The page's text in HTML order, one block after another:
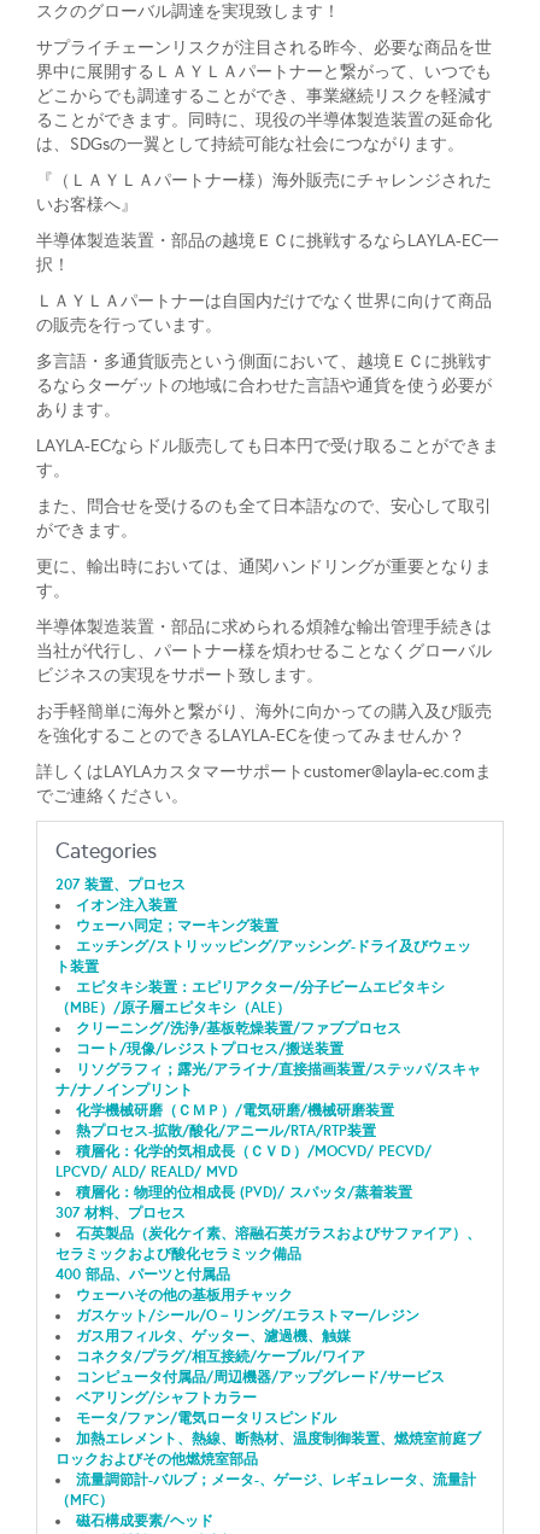
スクのグローバル調達を実現致します！
サプライチェーンリスクが注目される昨今、必要な商品を世
界中に展開するＬＡＹＬＡパートナーと繋がって、いつでも
どこからでも調達することができ、事業継続リスクを軽減す
ることができます。同時に、現役の半導体製造装置の延命化
は、SDGsの一翼として持続可能な社会につながります。
『（ＬＡＹＬＡパートナー様）海外販売にチャレンジされた
いお客様へ』
半導体製造装置・部品の越境ＥＣに挑戦するならLAYLA-EC一
択！
ＬＡＹＬＡパートナーは自国内だけでなく世界に向けて商品
の販売を行っています。
多言語・多通貨販売という側面において、越境ＥＣに挑戦す
るならターゲットの地域に合わせた言語や通貨を使う必要が
あります。
LAYLA-ECならドル販売しても日本円で受け取ることができま
す。
また、問合せを受けるのも全て日本語なので、安心して取引
ができます。
更に、輸出時においては、通関ハンドリングが重要となりま
す。
半導体製造装置・部品に求められる煩雑な輸出管理手続きは
当社が代行し、パートナー様を煩わせることなくグローバル
ビジネスの実現をサポート致します。
お手軽簡単に海外と繋がり、海外に向かっての購入及び販売
を強化することのできるLAYLA-ECを使ってみませんか？
詳しくはLAYLAカスタマーサポートcustomer@layla-ec.comま
でご連絡ください。
Categories
207 装置、プロセス
イオン注入装置
ウェーハ同定；マーキング装置
エッチング/ストリッッピング/アッシング-ドライ及びウェッ
ト装置
エピタキシ装置：エピリアクター/分子ビームエピタキシ
（MBE）/原子層エピタキシ（ALE）
クリーニング/洗浄/基板乾燥装置/ファブプロセス
コート/現像/レジストプロセス/搬送装置
リソグラフィ；露光/アライナ/直接描画装置/ステッパ/スキャ
ナ/ナノインプリント
化学機械研磨（ＣＭＰ）/電気研磨/機械研磨装置
熱プロセス-拡散/酸化/アニール/RTA/RTP装置
積層化：化学的気相成長（ＣＶＤ）/MOCVD/ PECVD/
LPCVD/ ALD/ REALD/ MVD
積層化：物理的位相成長 (PVD)/ スパッタ/蒸着装置
307 材料、プロセス
石英製品（炭化ケイ素、溶融石英ガラスおよびサファイア）、
セラミックおよび酸化セラミック備品
400 部品、パーツと付属品
ウェーハその他の基板用チャック
ガスケット/シール/O－リング/エラストマー/レジン
ガス用フィルタ、ゲッター、濾過機、触媒
コネクタ/プラグ/相互接続/ケーブル/ワイア
コンピュータ付属品/周辺機器/アップグレード/サービス
ベアリング/シャフトカラー
モータ/ファン/電気ロータリスピンドル
加熱エレメント、熱線、断熱材、温度制御装置、燃焼室前庭ブ
ロックおよびその他燃焼室部品
流量調節計-バルブ；メータ-、ゲージ、レギュレータ、流量計
（MFC）
磁石構成要素/ヘッド